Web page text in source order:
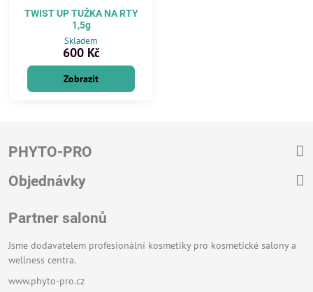
TWIST UP TUŽKA NA RTY
1,5g
Skladem
600 Kč
Zobrazit
PHYTO-PRO
Objednávky
Partner salonů
Jsme dodavatelem profesionální kosmetiky pro kosmetické salony a
wellness centra.
www.phyto-pro.cz